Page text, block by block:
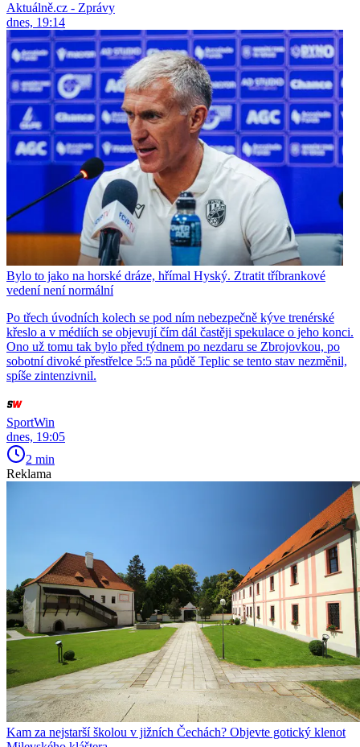
Aktuálně.cz - Zprávy
dnes, 19:14
Bylo to jako na horské dráze, hřímal Hyský. Ztratit tříbrankové
vedení není normální
Po třech úvodních kolech se pod ním nebezpečně kýve trenérské
křeslo a v médiích se objevují čím dál častěji spekulace o jeho konci.
Ono už tomu tak bylo před týdnem po nezdaru se Zbrojovkou, po
sobotní divoké přestřelce 5:5 na půdě Teplic se tento stav nezměnil,
spíše zintenzivnil.
SportWin
dnes, 19:05
2 min
Reklama
Kam za nejstarší školou v jižních Čechách? Objevte gotický klenot